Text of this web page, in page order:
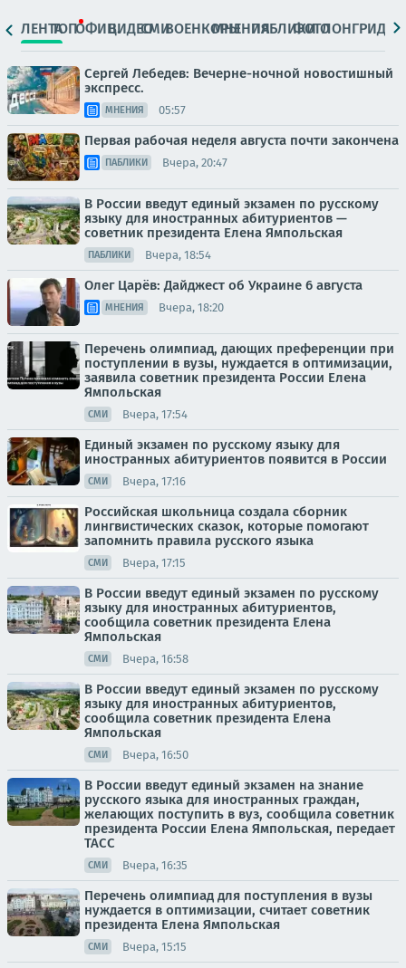
ЛЕНТАТОПОФИЦ.ВИДЕОСМИВОЕНКОРЫМНЕНИЯПАБЛИКИ
ФОТОЛОНГРИДЫ
Сергей Лебедев: Вечерне-ночной новостишный
экспресс.
МНЕНИЯ 05:57
Первая рабочая неделя августа почти закончена
ПАБЛИКИ Вчера, 20:47
В России введут единый экзамен по русскому
языку для иностранных абитуриентов —
советник президента Елена Ямпольская
ПАБЛИКИ Вчера, 18:54
Олег Царёв: Дайджест об Украине 6 августа
МНЕНИЯ Вчера, 18:20
Перечень олимпиад, дающих преференции при
поступлении в вузы, нуждается в оптимизации,
заявила советник президента России Елена
Ямпольская
СМИ Вчера, 17:54
Единый экзамен по русскому языку для
иностранных абитуриентов появится в России
СМИ Вчера, 17:16
Российская школьница создала сборник
лингвистических сказок, которые помогают
запомнить правила русского языка
СМИ Вчера, 17:15
В России введут единый экзамен по русскому
языку для иностранных абитуриентов,
сообщила советник президента Елена
Ямпольская
СМИ Вчера, 16:58
В России введут единый экзамен по русскому
языку для иностранных абитуриентов,
сообщила советник президента Елена
Ямпольская
СМИ Вчера, 16:50
В России введут единый экзамен на знание
русского языка для иностранных граждан,
желающих поступить в вуз, сообщила советник
президента России Елена Ямпольская, передает
ТАСС
СМИ Вчера, 16:35
Перечень олимпиад для поступления в вузы
нуждается в оптимизации, считает советник
президента Елена Ямпольская
СМИ Вчера, 15:15